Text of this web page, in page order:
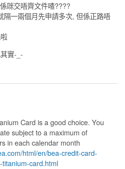
咪交唔齊文件喳????
隔一兩個月先申請多次, 但係正路唔
實-_-
Card is a good choice. You
subject to a maximum of
in each calendar month
html/en/bea-credit-card-
card.html